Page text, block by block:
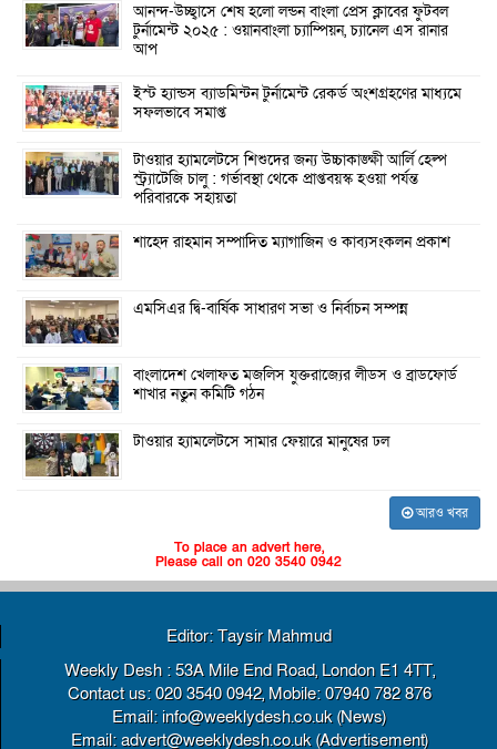
আনন্দ-উচ্ছ্বাসে শেষ হলো লন্ডন বাংলা প্রেস ক্লাবের ফুটবল
টুর্নামেন্ট ২০২৫ : ওয়ানবাংলা চ্যাম্পিয়ন, চ্যানেল এস রানার
আপ
ইস্ট হ্যান্ডস ব্যাডমিন্টন টুর্নামেন্ট রেকর্ড অংশগ্রহণের মাধ্যমে
সফলভাবে সমাপ্ত
টাওয়ার হ্যামলেটসে শিশুদের জন্য উচ্চাকাঙ্ক্ষী আর্লি হেল্প
স্ট্র্যাটেজি চালু : গর্ভাবস্থা থেকে প্রাপ্তবয়স্ক হওয়া পর্যন্ত
পরিবারকে সহায়তা
শাহেদ রাহমান সম্পাদিত ম্যাগাজিন ও কাব্যসংকলন প্রকাশ
এমসিএর দ্বি-বার্ষিক সাধারণ সভা ও নির্বাচন সম্পন্ন
বাংলাদেশ খেলাফত মজলিস যুক্তরাজ্যের লীডস ও ব্রাডফোর্ড
শাখার নতুন কমিটি গঠন
টাওয়ার হ্যামলেটসে সামার ফেয়ারে মানুষের ঢল
আরও খবর
To place an advert here,
Please call on 020 3540 0942
Editor: Taysir Mahmud
Weekly Desh : 53A Mile End Road, London E1 4TT,
Contact us: 020 3540 0942, Mobile: 07940 782 876
Email: info@weeklydesh.co.uk (News)
Email: advert@weeklydesh.co.uk (Advertisement)